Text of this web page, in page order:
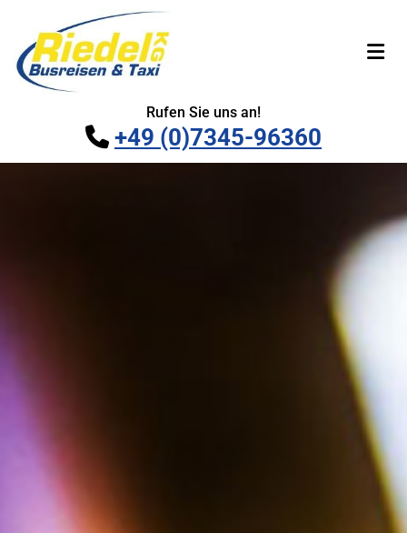
Rufen Sie uns an!
 +49 (0)7345-96360